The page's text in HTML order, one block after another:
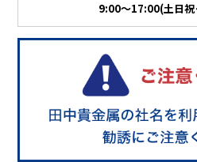
9:00～17:00(土日祝